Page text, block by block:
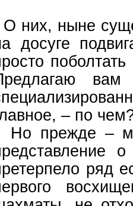
О них, ныне
досуге
вам
– по
Но прежде –
ряд